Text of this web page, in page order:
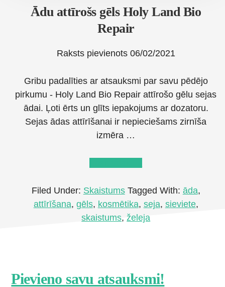
Ādu attīrošs gēls Holy Land Bio
Repair
Raksts pievienots 06/02/2021
Gribu padalīties ar atsauksmi par savu pēdējo
pirkumu - Holy Land Bio Repair attīrošo gēlu sejas
ādai. Ļoti ērts un glīts iepakojums ar dozatoru.
Sejas ādas attīrīšanai ir nepieciešams zirnīša
izmēra …
attīrošs
gēls
Holy
Filed Under: Skaistums Tagged With: āda,
attīrīšana, gēls, kosmētika, seja, sieviete,
skaistums, želeja
Footer
Pievieno savu atsauksmi!